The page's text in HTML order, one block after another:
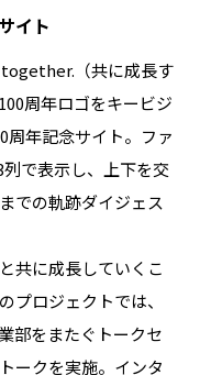
イト
（共に成長す
周年ロゴをキービジ
周年記念サイト。ファ
で表示し、上下を交
での軌跡ダイジェス
共に成長していくこ
プロジェクトでは、
部をまたぐトークセ
ークを実施。インタ